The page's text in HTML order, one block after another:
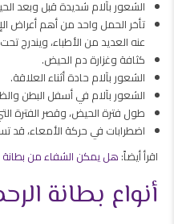
الشعور بآلام شديدة قبل وبعد
تأخر الحمل واحد من أهم أعراض
عنه العديد من الأطباء، ويندرج
كثافة وغزارة دم الحيض.
الشعور بآلام حادة أثناء العلاقة.
الشعور بآلام في أسفل البطن
طول فترة الحيض، وقصر الفترة
اضطرابات في حركة الأمعاء،
اقرأ أيضاً: هل يمكن الشفاء من بطانة
أنواع بطانة